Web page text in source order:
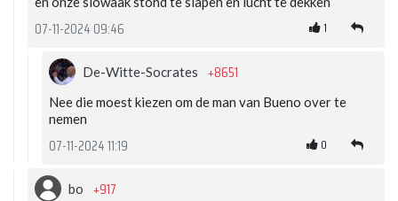
07-11-2024 09:46 1
De-Witte-Socrates +8651
Nee die moest kiezen om de man van Bueno over te
nemen
07-11-2024 11:19 0
bo +917